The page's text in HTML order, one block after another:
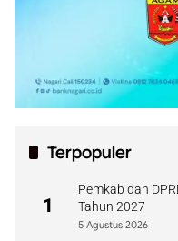
Terpopuler
1
Pemkab dan
Tahun 2027
5 Agustus 2026